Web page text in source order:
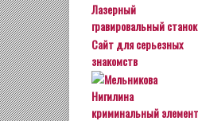
Лазерный
гравировальный станок
Сайт для серьезных
знакомств